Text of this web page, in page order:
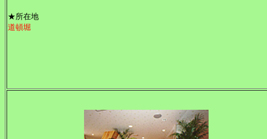
★所在地
道頓堀